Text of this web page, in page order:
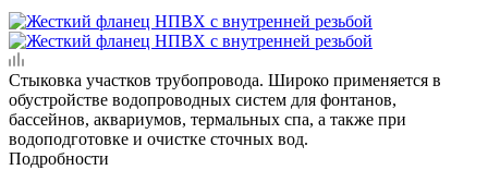
Стыковка участков трубопровода. Широко применяется в
обустройстве водопроводных систем для фонтанов,
бассейнов, аквариумов, термальных спа, а также при
водоподготовке и очистке сточных вод.
Подробности